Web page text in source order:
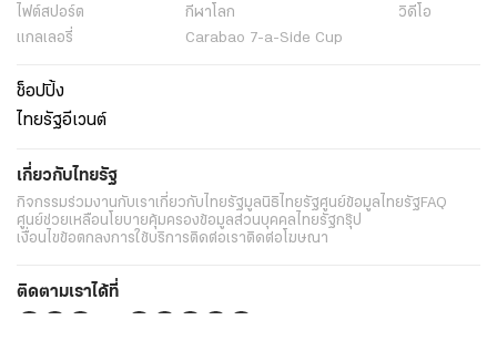
ไฟต์สปอร์ต
กีฬาโลก
วิดีโอ
แกลเลอรี่
Carabao 7-a-Side Cup
ช็อปปิ้ง
ไทยรัฐอีเวนต์
เกี่ยวกับไทยรัฐ
กิจกรรมร่วมงานกับเราเกี่ยวกับไทยรัฐมูลนิธิไทยรัฐศูนย์ข้อมูลไทยรัฐFAQ
ศูนย์ช่วยเหลือนโยบายคุ้มครองข้อมูลส่วนบุคคลไทยรัฐกรุ๊ป
เงื่อนไขข้อตกลงการใช้บริการติดต่อเราติดต่อโฆษณา
ติดตามเราได้ที่